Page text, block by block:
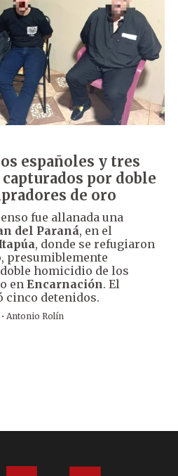
españoles y tres
por doble
de oro
fue allanada una
del Paraná, en el
, donde se refugiaron
presumiblemente
homicidio de los
en Encarnación. El
cinco detenidos.
· Antonio Rolín